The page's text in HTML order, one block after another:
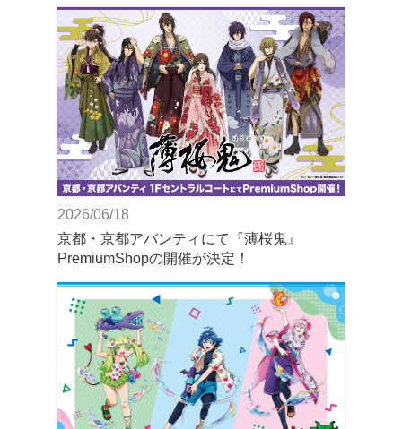
2026/06/18
京都・京都アバンティにて『薄桜鬼』
PremiumShopの開催が決定！